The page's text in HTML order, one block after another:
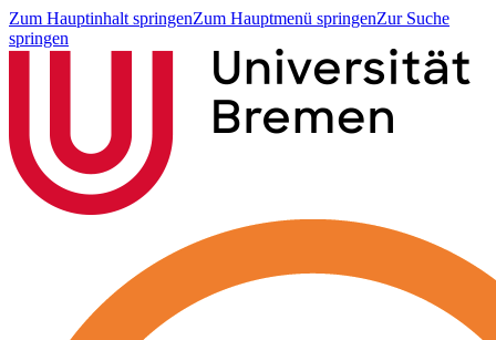
Zum Hauptinhalt springenZum Hauptmenü springenZur Suche
springen